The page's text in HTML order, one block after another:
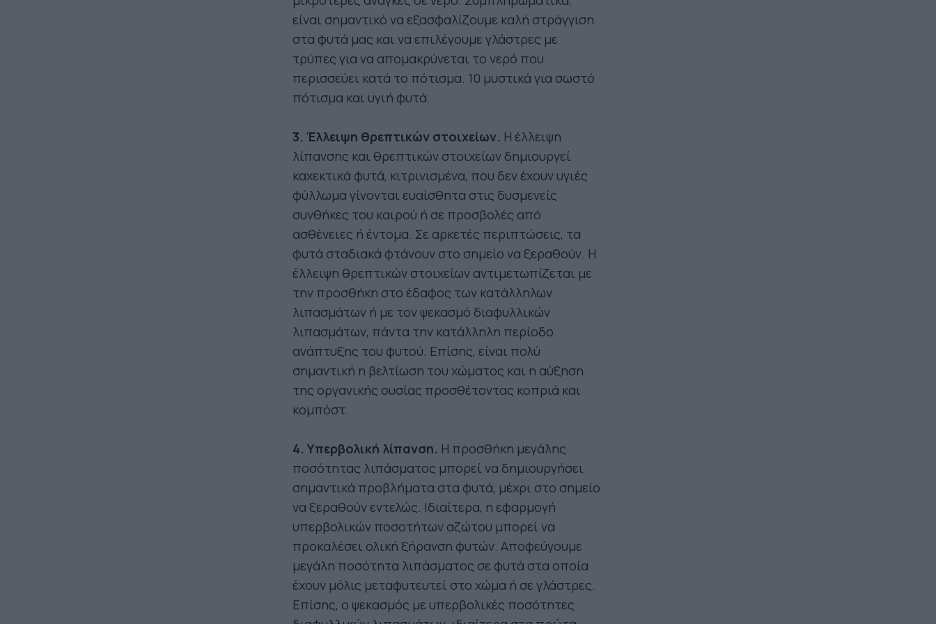
είναι σημαντικό να εξασφαλίζουμε καλή στράγγιση
στα φυτά μας και να επιλέγουμε γλάστρες με
τρύπες για να απομακρύνεται το νερό που
περισσεύει κατά το πότισμα. 10 μυστικά για σωστό
πότισμα και υγιή φυτά.
3. Έλλειψη θρεπτικών στοιχείων. H έλλειψη
λίπανσης και θρεπτικών στοιχείων δημιουργεί
καχεκτικά φυτά, κιτρινισμένα, που δεν έχουν υγιές
φύλλωμα γίνονται ευαίσθητα στις δυσμενείς
συνθήκες του καιρού ή σε προσβολές από
ασθένειες ή έντομα. Σε αρκετές περιπτώσεις, τα
φυτά σταδιακά φτάνουν στο σημείο να ξεραθούν. Η
έλλειψη θρεπτικών στοιχείων αντιμετωπίζεται με
την προσθήκη στο έδαφος των κατάλληλων
λιπασμάτων ή με τον ψεκασμό διαφυλλικών
λιπασμάτων, πάντα την κατάλληλη περίοδο
ανάπτυξης του φυτού. Επίσης, είναι πολύ
σημαντική η βελτίωση του χώματος και η αύξηση
της οργανικής ουσίας προσθέτοντας κοπριά και
κομπόστ.
4. Υπερβολική λίπανση. H προσθήκη μεγάλης
ποσότητας λιπάσματος μπορεί να δημιουργήσει
σημαντικά προβλήματα στα φυτά, μέχρι στο σημείο
να ξεραθούν εντελώς. Ιδιαίτερα, η εφαρμογή
υπερβολικών ποσοτήτων αζώτου μπορεί να
προκαλέσει ολική ξήρανση φυτών. Αποφεύγουμε
μεγάλη ποσότητα λιπάσματος σε φυτά στα οποία
έχουν μόλις μεταφυτευτεί στο χώμα ή σε γλάστρες.
Επίσης, ο ψεκασμός με υπερβολικές ποσότητες